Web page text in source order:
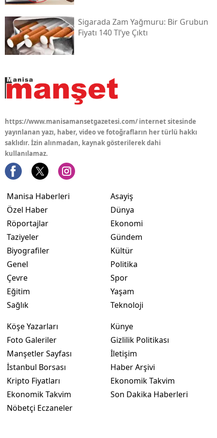
Sigarada Zam Yağmuru: Bir Grubun
Fiyatı 140 Tl’ye Çıktı
https://www.manisamansetgazetesi.com/ internet sitesinde
yayınlanan yazı, haber, video ve fotoğrafların her türlü hakkı
saklıdır. İzin alınmadan, kaynak gösterilerek dahi
kullanılamaz.
Manisa Haberleri
Özel Haber
Röportajlar
Taziyeler
Biyografiler
Genel
Çevre
Eğitim
Sağlık
Asayiş
Dünya
Ekonomi
Gündem
Kültür
Politika
Spor
Yaşam
Teknoloji
Köşe Yazarları
Foto Galeriler
Manşetler Sayfası
İstanbul Borsası
Kripto Fiyatları
Ekonomik Takvim
Nöbetçi Eczaneler
Künye
Gizlilik Politikası
İletişim
Haber Arşivi
Ekonomik Takvim
Son Dakika Haberleri